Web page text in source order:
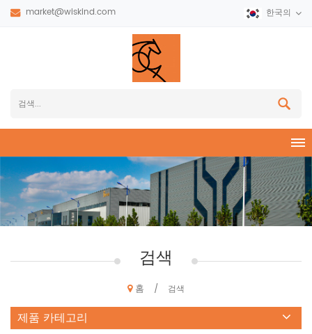
market@wiskind.com 한국의
검색
홈 / 검색
제품 카테고리